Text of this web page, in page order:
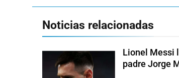
Noticias relacionadas
Lionel Messi
padre Jorge